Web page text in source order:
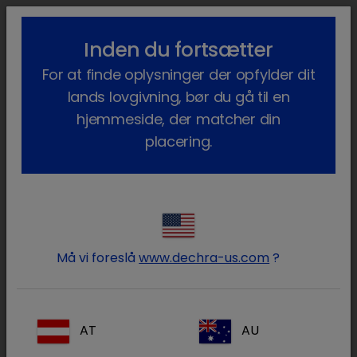
lock_outline search menu
(37 produkter)
Log ind på din Dechra konto
Inden du fortsætter
For at finde oplysninger der opfylder dit
lands lovgivning, bør du gå til en
hjemmeside, der matcher din
placering.
Må vi foreslåwww.dechra-us.com ?
AT AU